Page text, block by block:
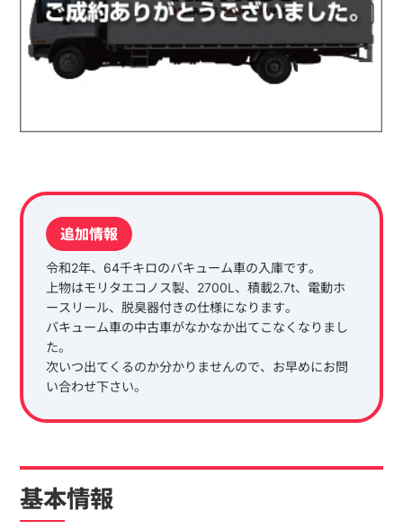
追加情報
令和2年、64千キロのバキューム車の入庫です。
上物はモリタエコノス製、2700L、積載2.7t、電動ホ
ースリール、脱臭器付きの仕様になります。
バキューム車の中古車がなかなか出てこなくなりまし
た。
次いつ出てくるのか分かりませんので、お早めにお問
い合わせ下さい。
基本情報